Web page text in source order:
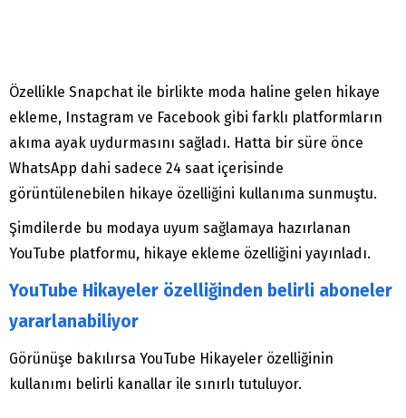
Özellikle Snapchat ile birlikte moda haline gelen hikaye
ekleme, Instagram ve Facebook gibi farklı platformların
akıma ayak uydurmasını sağladı. Hatta bir süre önce
WhatsApp dahi sadece 24 saat içerisinde
görüntülenebilen hikaye özelliğini kullanıma sunmuştu.
Şimdilerde bu modaya uyum sağlamaya hazırlanan
YouTube platformu, hikaye ekleme özelliğini yayınladı.
YouTube Hikayeler özelliğinden belirli aboneler
yararlanabiliyor
Görünüşe bakılırsa YouTube Hikayeler özelliğinin
kullanımı belirli kanallar ile sınırlı tutuluyor.